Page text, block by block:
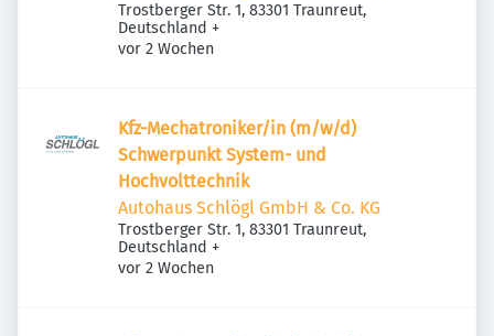
Trostberger Str. 1, 83301 Traunreut,
Deutschland +
Veröffentlicht
vor 2 Wochen
Kfz-Mechatroniker/in (m/w/d)
Schwerpunkt System- und
Hochvolttechnik
Autohaus Schlögl GmbH & Co. KG
Trostberger Str. 1, 83301 Traunreut,
Deutschland +
Veröffentlicht
vor 2 Wochen